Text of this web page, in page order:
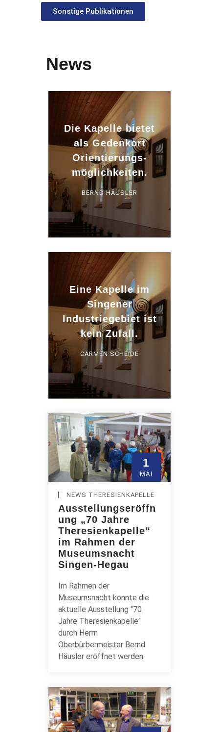
Sonstige Publikationen
News
Die Kapelle bietet
als Gedenkort
Orientierungs­
möglichkeiten.
BERND HÄUSLER
Eine Kapelle im
Singener
Industriegebiet ist
kein Zufall.
CARMEN SCHEIDE
1
MAI
NEWS THERESIENKAPELLE
Ausstellungseröffn
ung „70 Jahre
Theresienkapelle“
im Rahmen der
Museumsnacht
Singen-Hegau
Im Rahmen der
Museumsnacht konnte die
aktuelle Ausstellung "70
Jahre Theresienkapelle"
durch Herrn
Oberbürbermeister Bernd
Häusler eröffnet werden.